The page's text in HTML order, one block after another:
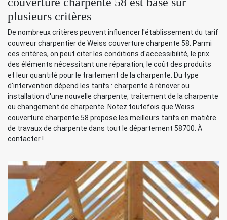
plusieurs critères
De nombreux critères peuvent influencer l'établissement du tarif
couvreur charpentier de Weiss couverture charpente 58. Parmi
ces critères, on peut citer les conditions d'accessibilité, le prix
des éléments nécessitant une réparation, le coût des produits
et leur quantité pour le traitement de la charpente. Du type
d'intervention dépend les tarifs : charpente à rénover ou
installation d'une nouvelle charpente, traitement de la charpente
ou changement de charpente. Notez toutefois que Weiss
couverture charpente 58 propose les meilleurs tarifs en matière
de travaux de charpente dans tout le département 58700. À
contacter !